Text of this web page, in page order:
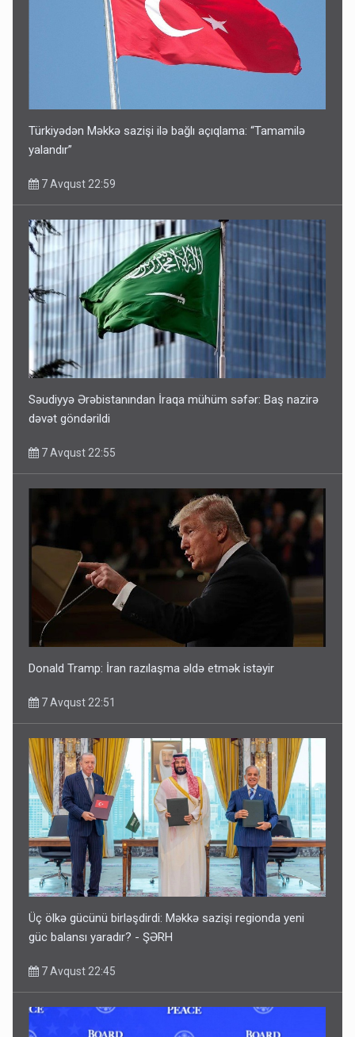
Türkiyədən Məkkə sazişi ilə bağlı açıqlama: “Tamamilə
yalandır”
7 Avqust 22:59
Səudiyyə Ərəbistanından İraqa mühüm səfər: Baş nazirə
dəvət göndərildi
7 Avqust 22:55
Donald Tramp: İran razılaşma əldə etmək istəyir
7 Avqust 22:51
Üç ölkə gücünü birləşdirdi: Məkkə sazişi regionda yeni
güc balansı yaradır? - ŞƏRH
7 Avqust 22:45